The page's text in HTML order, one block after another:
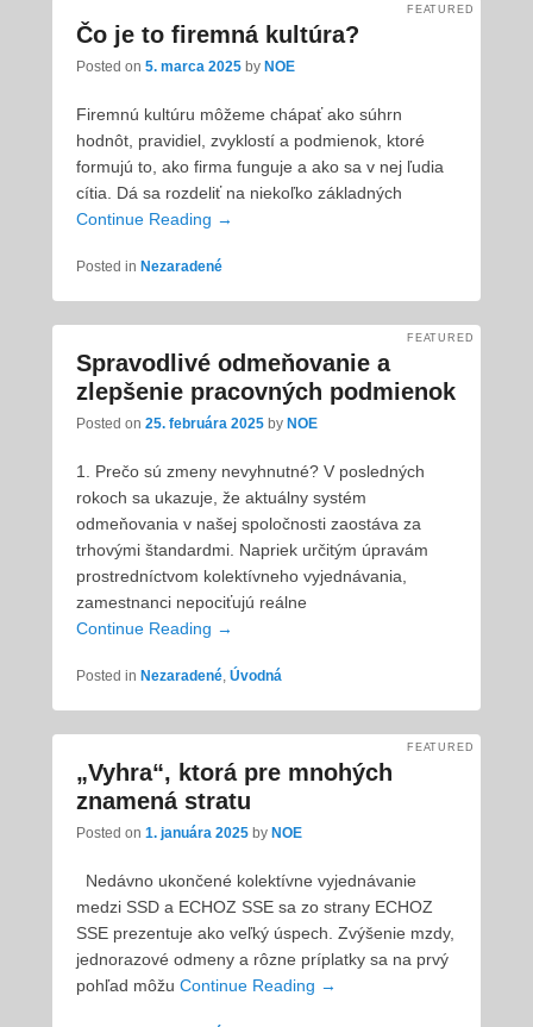
Čo je to firemná kultúra?
FEATURED
Posted on 5. marca 2025 by NOE
Firemnú kultúru môžeme chápať ako súhrn
hodnôt, pravidiel, zvyklostí a podmienok, ktoré
formujú to, ako firma funguje a ako sa v nej ľudia
cítia. Dá sa rozdeliť na niekoľko základných
Continue Reading →
Posted in Nezaradené
Spravodlivé odmeňovanie a
zlepšenie pracovných podmienok
FEATURED
Posted on 25. februára 2025 by NOE
1. Prečo sú zmeny nevyhnutné? V posledných
rokoch sa ukazuje, že aktuálny systém
odmeňovania v našej spoločnosti zaostáva za
trhovými štandardmi. Napriek určitým úpravám
prostredníctvom kolektívneho vyjednávania,
zamestnanci nepociťujú reálne
Continue Reading →
Posted in Nezaradené Úvodná
„Vyhra“, ktorá pre mnohých
znamená stratu
FEATURED
Posted on 1. januára 2025 by NOE
Nedávno ukončené kolektívne vyjednávanie
medzi SSD a ECHOZ SSE sa zo strany ECHOZ
SSE prezentuje ako veľký úspech. Zvýšenie mzdy,
jednorazové odmeny a rôzne príplatky sa na prvý
pohľad môžu Continue Reading →